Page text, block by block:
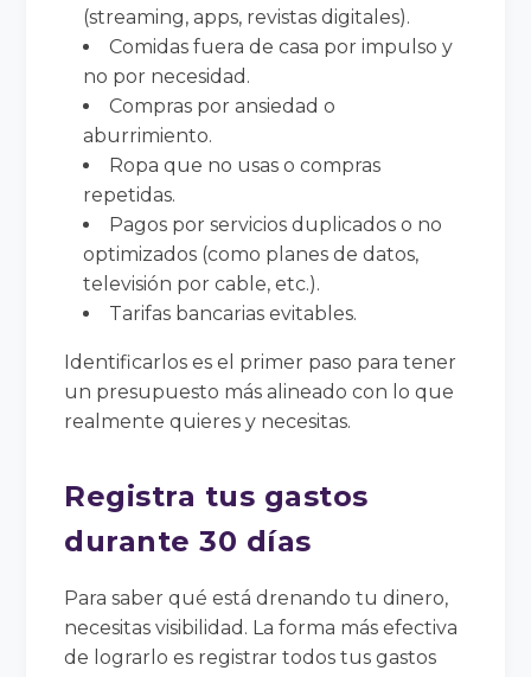
(streaming, apps, revistas digitales).
Comidas fuera de casa por impulso y
no por necesidad.
Compras por ansiedad o
aburrimiento.
Ropa que no usas o compras
repetidas.
Pagos por servicios duplicados o no
optimizados (como planes de datos,
televisión por cable, etc.).
Tarifas bancarias evitables.
Identificarlos es el primer paso para tener
un presupuesto más alineado con lo que
realmente quieres y necesitas.
Registra tus gastos
durante 30 días
Para saber qué está drenando tu dinero,
necesitas visibilidad. La forma más efectiva
de lograrlo es registrar todos tus gastos